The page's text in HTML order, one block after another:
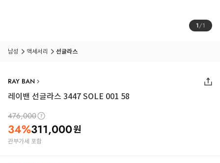
1/1
남성 액세서리 선글라스
RAY BAN
레이밴 선글라스 3447 SOLE 001 58
476,000
34%311,000원
관부가세 포함